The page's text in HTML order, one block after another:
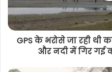
GPS के भरोसे जा रही
और नदी में गिर गई